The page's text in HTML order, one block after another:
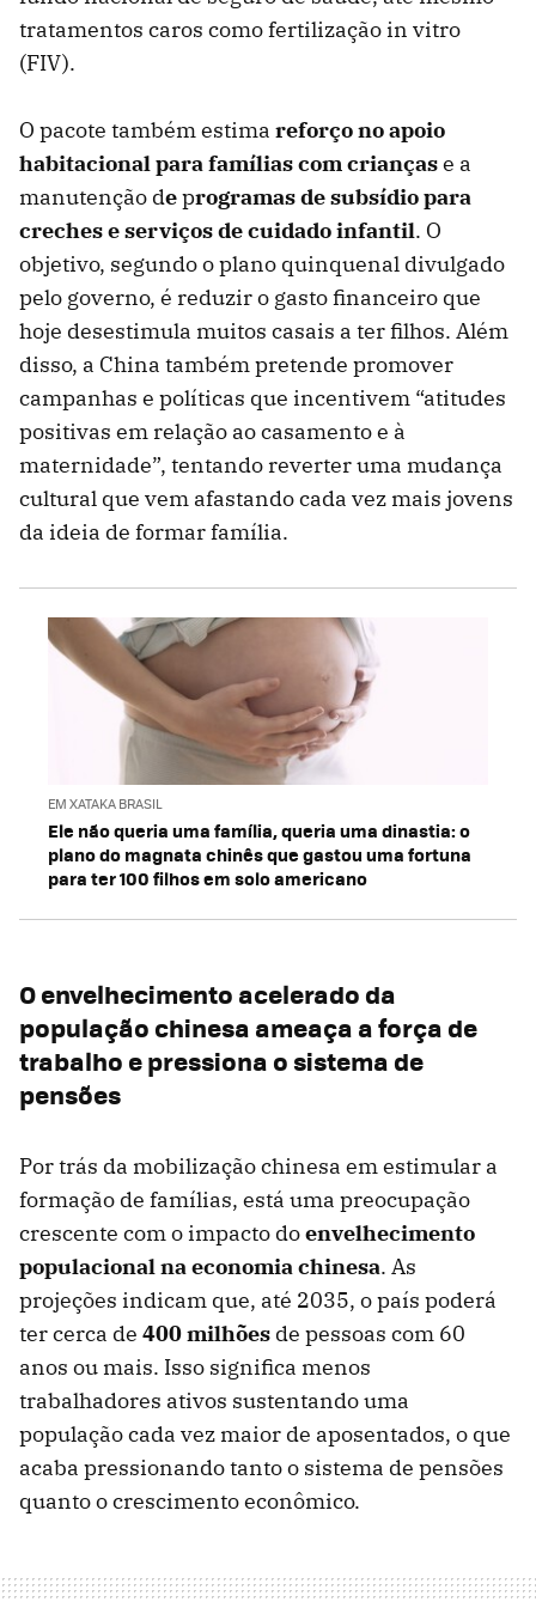
tratamentos caros como fertilização in vitro
(FIV).
O pacote também estima reforço no apoio
habitacional para famílias com criançase a
manutenção deprogramas de subsídio para
creches e serviços de cuidado infantil. O
objetivo, segundo o plano quinquenal divulgado
pelo governo, é reduzir o gasto financeiro que
hoje desestimula muitos casais a ter filhos. Além
disso, a China também pretende promover
campanhas e políticas que incentivem “atitudes
positivas em relação ao casamento e à
maternidade”, tentando reverter uma mudança
cultural que vem afastando cada vez mais jovens
da ideia de formar família.
EM XATAKA BRASIL
Ele não queria uma família, queria uma dinastia: o
plano do magnata chinês que gastou uma fortuna
para ter 100 filhos em solo americano
O envelhecimento acelerado da
população chinesa ameaça a força de
trabalho e pressiona o sistema de
pensões
Por trás da mobilização chinesa em estimular a
formação de famílias, está uma preocupação
crescente com o impacto doenvelhecimento
populacional na economia chinesa. As
projeções indicam que, até 2035, o país poderá
ter cerca de 400 milhões de pessoas com 60
anos ou mais. Isso significa menos
trabalhadores ativos sustentando uma
população cada vez maior de aposentados, o que
acaba pressionando tanto o sistema de pensões
quanto o crescimento econômico.